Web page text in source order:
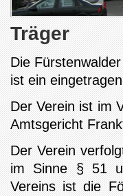
Träger
Die
ist ein
Der Verein ist im
Amtsgericht
Der Verein
im Sinne § 51
Vereins ist die